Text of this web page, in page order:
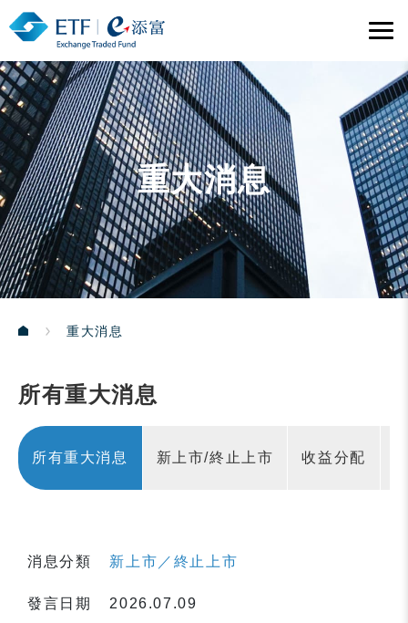
重大消息
重大消息
所有重大消息
所有重大消息 新上市/終止上市 收益分配
消息分類 新上市／終止上市
發言日期 2026.07.09